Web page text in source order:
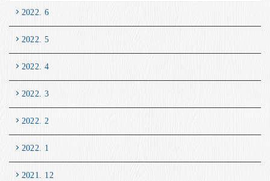
2022. 6
2022. 5
2022. 4
2022. 3
2022. 2
2022. 1
2021. 12